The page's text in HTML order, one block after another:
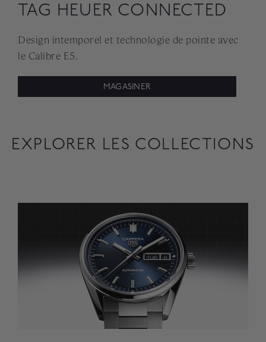
TAG HEUER CONNECTED
Design intemporel et technologie de pointe avec
le Calibre E5.
MAGASINER
EXPLORER LES COLLECTIONS